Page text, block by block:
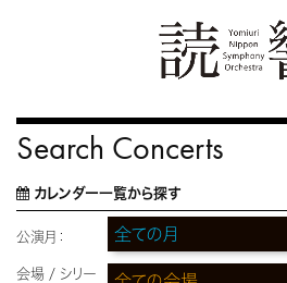
Search Concerts
カレンダー一覧から探す
公演月：
会場 / シリー